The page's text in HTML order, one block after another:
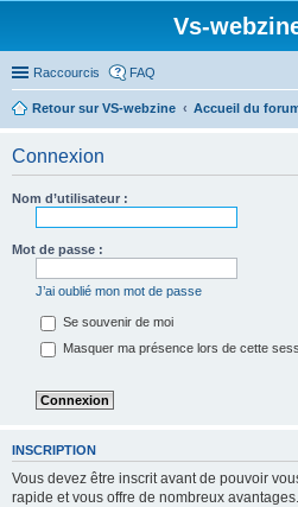
Vs-
Raccourcis FAQ
Retour sur VS-webzine Accueil du
Connexion
Nom d’utilisateur :
Mot de passe :
J’ai oublié mon mot de passe
Se souvenir de moi
Masquer ma présence lors de cette
INSCRIPTION
Vous devez être inscrit avant de pouvoir
rapide et vous offre de nombreux